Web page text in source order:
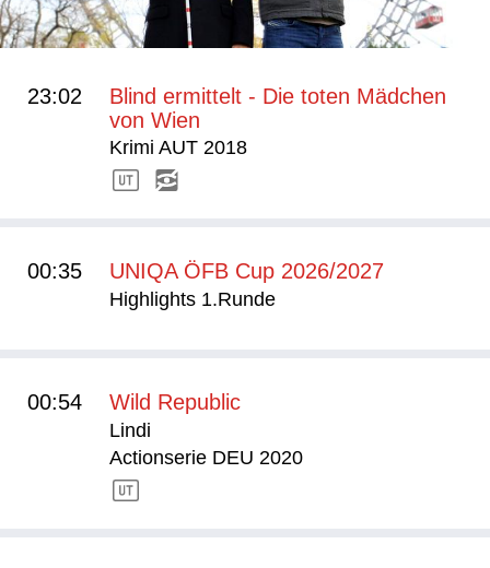
23:02
Blind ermittelt - Die toten Mädchen
von Wien
Krimi AUT 2018
00:35 UNIQA ÖFB Cup 2026/2027
Highlights 1.Runde
00:54 Wild Republic
Lindi
Actionserie DEU 2020